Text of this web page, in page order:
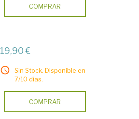
COMPRAR
19,90 €
Sin Stock. Disponible en
7/10 días.
COMPRAR